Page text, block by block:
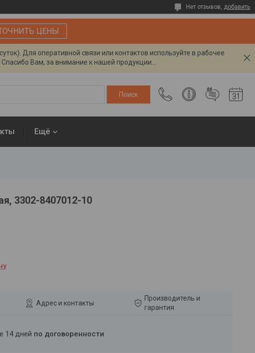
Нет отзывов, добавить
ЦЕНЫ
Для оперативной связи или контактов используйте в рабочее
Вам, за внимание к нашей продукции...
Ещё
3302-8407012-10
Адрес и контакты
Производитель и
гарантия
14 дней по договоренности